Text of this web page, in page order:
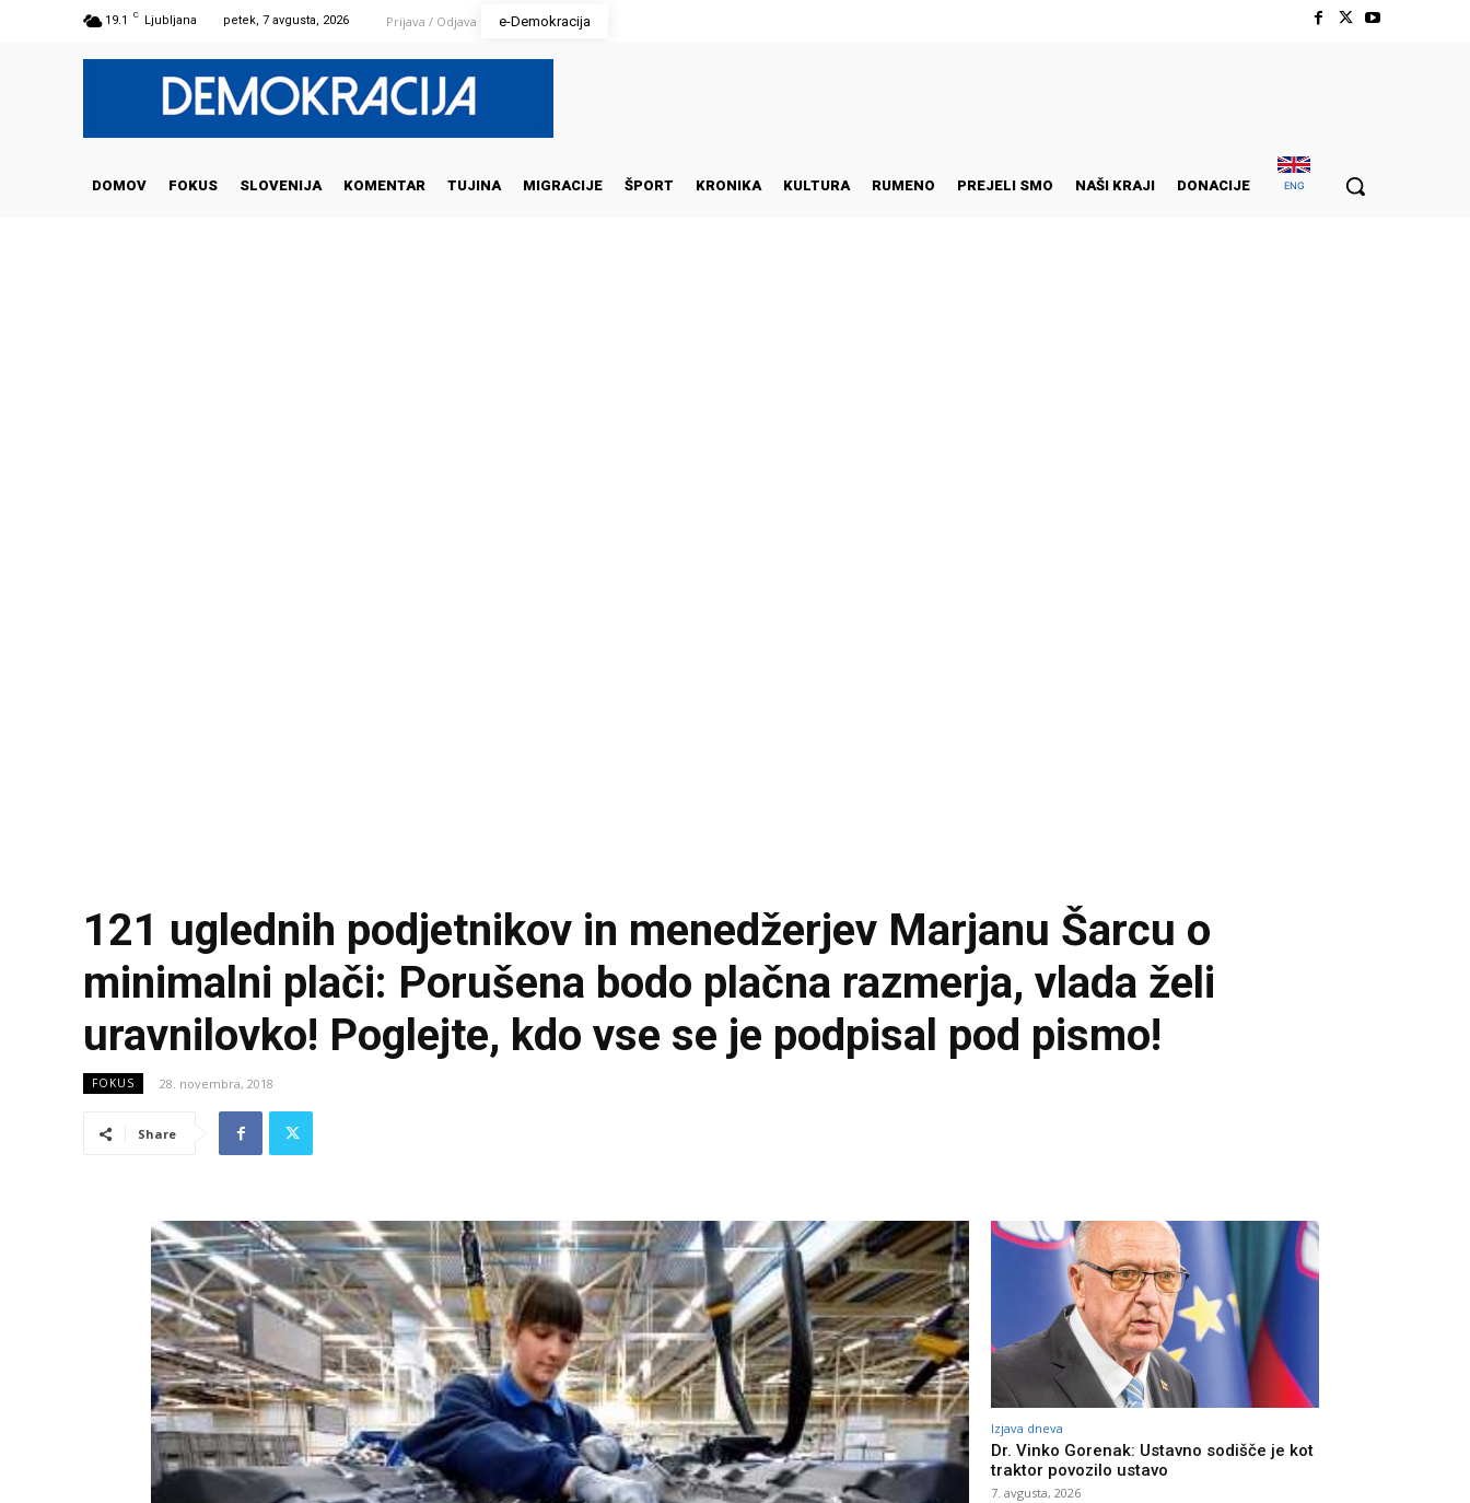
19.1 C Ljubljana petek, 7 avgusta, 2026 Prijava / Odjava e-Demokracija
DOMOV FOKUS SLOVENIJA KOMENTAR TUJINA MIGRACIJE ŠPORT KRONIKA KULTURA RUMENO PREJELI SMO NAŠI KRAJI DONACIJE ENG
121 uglednih podjetnikov in menedžerjev Marjanu Šarcu o
minimalni plači: Porušena bodo plačna razmerja, vlada želi
uravnilovko! Poglejte, kdo vse se je podpisal pod pismo!
FOKUS 28. novembra, 2018
Share
Izjava dneva
Dr. Vinko Gorenak: Ustavno sodišče je kot
traktor povozilo ustavo
7. avgusta, 2026